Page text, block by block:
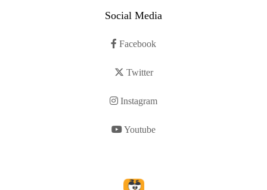
Social Media
Facebook
Twitter
Instagram
Youtube